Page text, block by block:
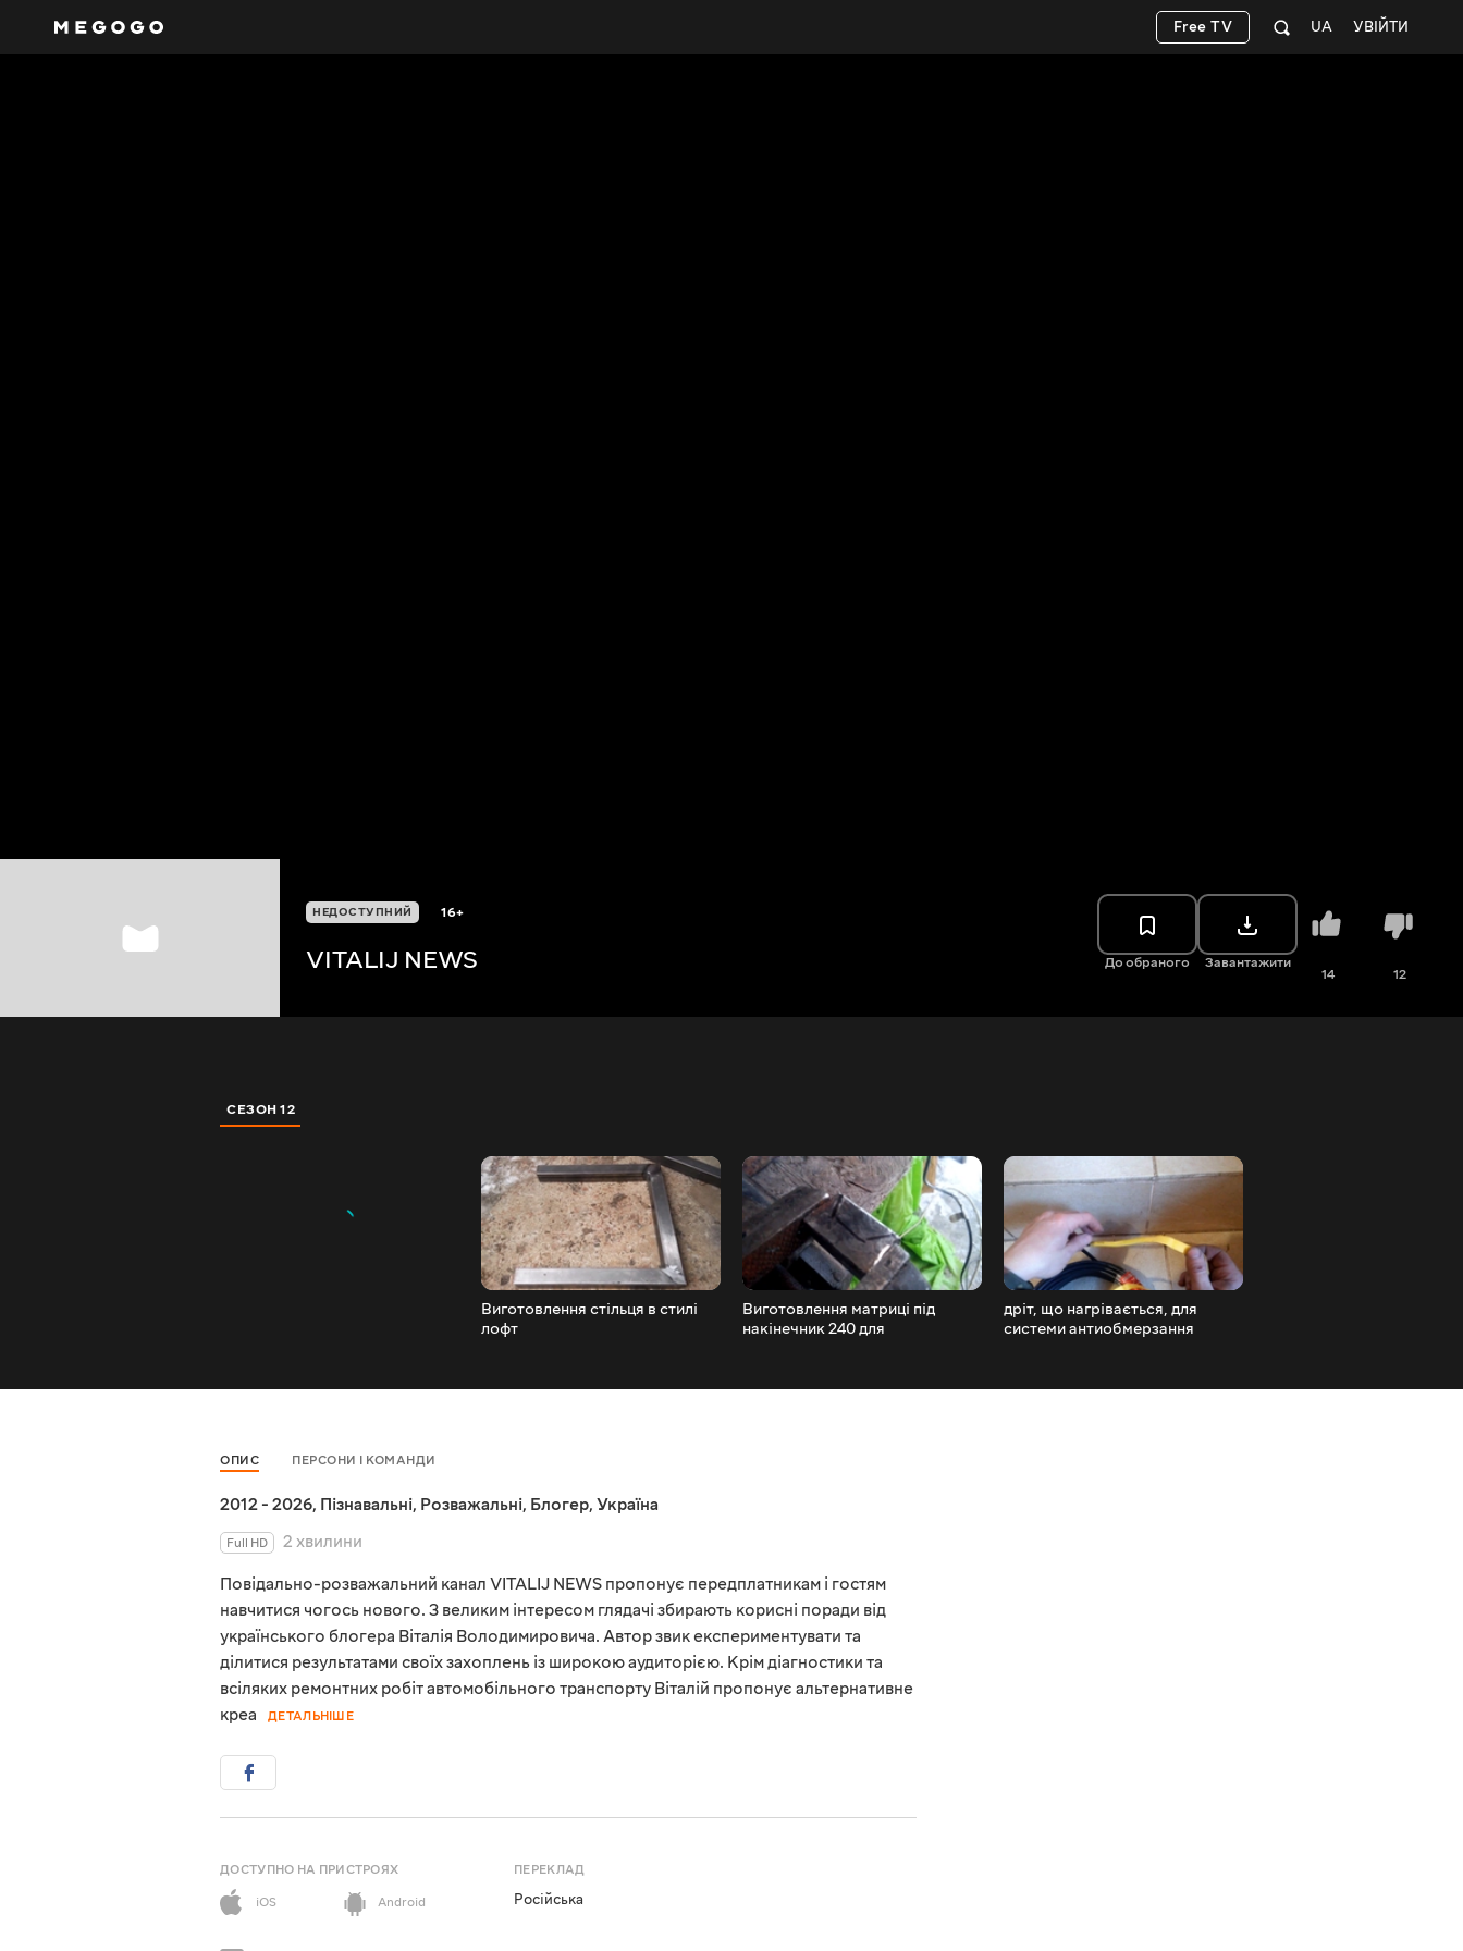
УВІЙТИ
UA
Free TV
НЕДОСТУПНИЙ 16+
VITALIJ NEWS До обраного Завантажити
14 12
СЕЗОН 12
Виготовлення стільця в стилі
лофт
Виготовлення матриці під
накінечник 240 для
дріт, що нагрівається, для
системи антиобмерзання
ОПИС ПЕРСОНИ І КОМАНДИ
2012 - 2026, Пізнавальні, Розважальні, Блогер, Україна
Full HD
2 хвилини
Повідально-розважальний канал VITALIJ NEWS пропонує передплатникам і гостям
навчитися чогось нового. З великим інтересом глядачі збирають корисні поради від
українського блогера Віталія Володимировича. Автор звик експериментувати та
ділитися результатами своїх захоплень із широкою аудиторією. Крім діагностики та
всіляких ремонтних робіт автомобільного транспорту Віталій пропонує альтернативне
креа
ДЕТАЛЬНІШЕ
ДОСТУПНО НА ПРИСТРОЯХ
iOS
Android
ПЕРЕКЛАД
Російська